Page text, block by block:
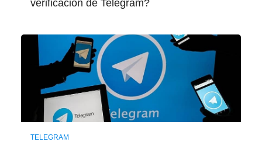
verificación de Telegram?
TELEGRAM